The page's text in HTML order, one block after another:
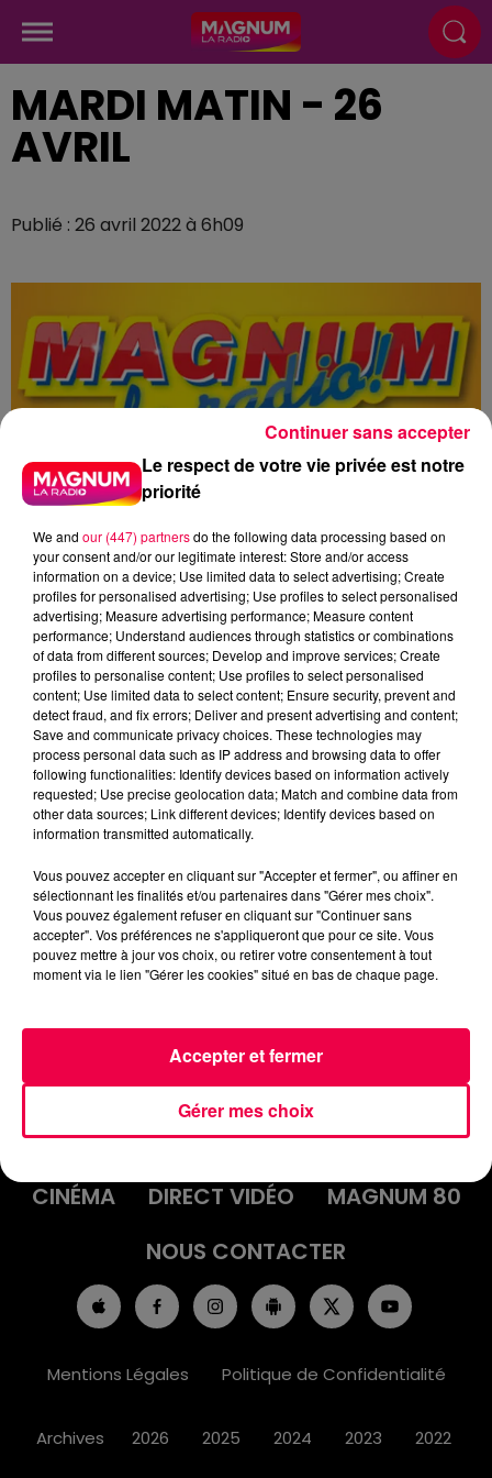
MARDI MATIN - 26
AVRIL
Publié : 26 avril 2022 à 6h09
Flash infos
Crédit :Flash infos
podcasts/2022/04/2022-04-26-08-09-
51_2022_04_26_8H_26042022.mp3
ACCUEIL INFOS
EMISSIONS
AGENDA
JEUX
PODCASTS
CINÉMA
DIRECT VIDÉO
MAGNUM 80
NOUS CONTACTER
Mentions Légales Politique de Confidentialité
Archives 2026 2025 2024 2023 2022
Le respect de votre vie privée est notre
priorité
We and our (447) partnersdo the following data processing based on
your consent and/or our legitimate interest: Store and/or access
information on a device; Use limited data to select advertising; Create
profiles for personalised advertising; Use profiles to select personalised
advertising; Measure advertising performance; Measure content
performance; Understand audiences through statistics or combinations
of data from different sources; Develop and improve services; Create
profiles to personalise content; Use profiles to select personalised
content; Use limited data to select content; Ensure security, prevent and
detect fraud, and fix errors; Deliver and present advertising and content;
Save and communicate privacy choices. These technologies may
process personal data such as IP address and browsing data to offer
following functionalities: Identify devices based on information actively
requested; Use precise geolocation data; Match and combine data from
other data sources; Link different devices; Identify devices based on
information transmitted automatically.
Vous pouvez accepter en cliquant sur "Accepter et fermer", ou affiner en
sélectionnant les finalités et/ou partenaires dans "Gérer mes choix".
Vous pouvez également refuser en cliquant sur "Continuer sans
accepter". Vos préférences ne s'appliqueront que pour ce site. Vous
pouvez mettre à jour vos choix, ou retirer votre consentement à tout
moment via le lien "Gérer les cookies" situé en bas de chaque page.
Gérer mes choix
Accepter et fermer
Continuer sans accepter